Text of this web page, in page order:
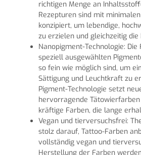
richtigen Menge an
Rezepturen sind mit
konzipiert, um lebendige,
zu erzielen und gleichzeitig die
Nanopigment-Technologie:
speziell ausgewählten
so fein wie möglich sind, um
Sättigung und Leuchtkraft zu
Pigment-Technologie setzt
hervorragende
kräftige Farben, die lange
Vegan und tierversuchsfrei:
stolz darauf, Tattoo-Farben
vollständig vegan und
Herstellung der Farben